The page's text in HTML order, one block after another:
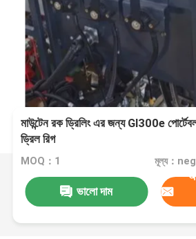
মাউন্টেন রক ড্রিলিং এর জন্য Gl300e
ড্রিল রিগ
MOQ：1 মূল্য：
ভালো দাম